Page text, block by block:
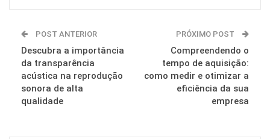
POST ANTERIOR
Descubra a importância
da transparência
acústica na reprodução
sonora de alta
qualidade
PRÓXIMO POST
Compreendendo o
tempo de aquisição:
como medir e otimizar a
eficiência da sua
empresa